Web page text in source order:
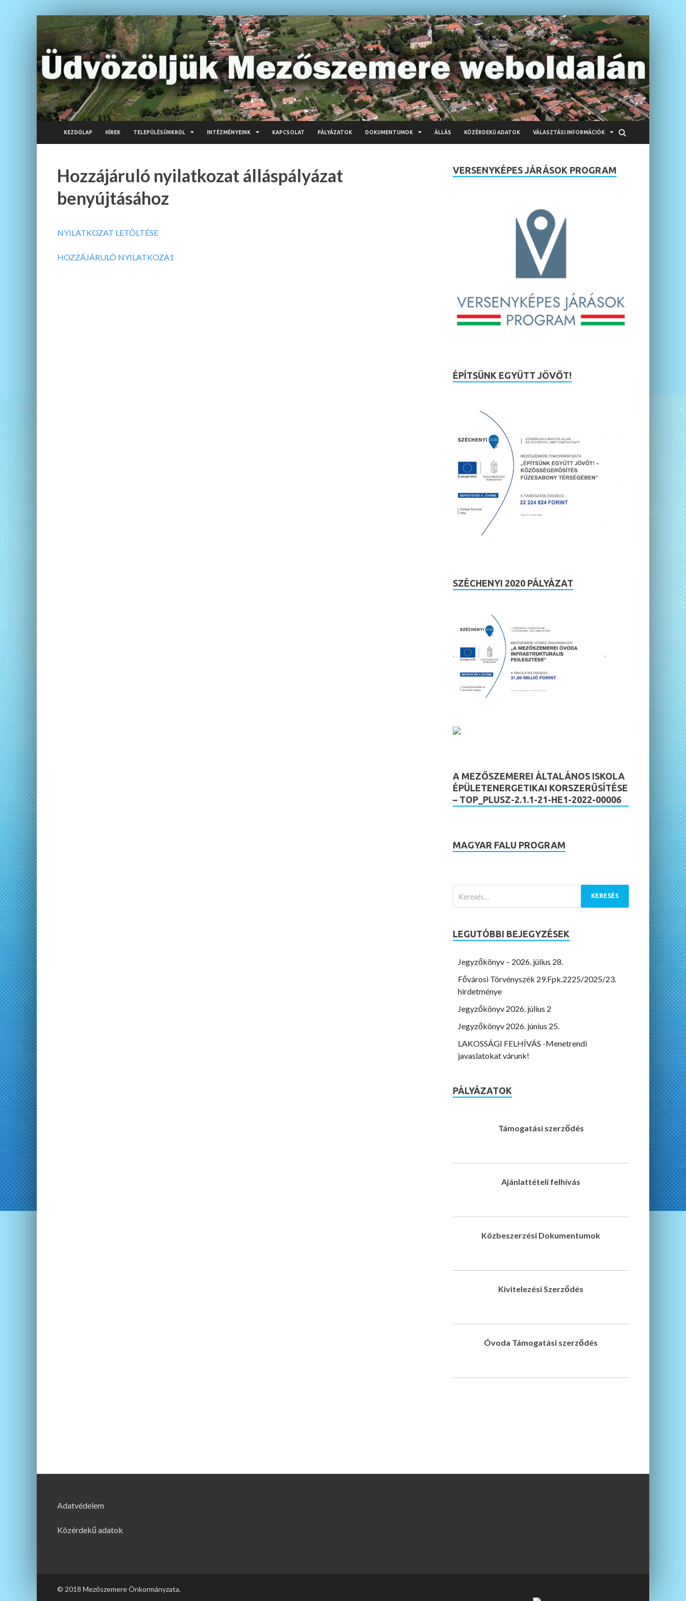
KEZDŐLAP HÍREK TELEPÜLÉSÜNKRŐL INTÉZMÉNYEINK KAPCSOLAT PÁLYÁZATOK DOKUMENTUMOK ÁLLÁS KÖZÉRDEKŰ ADATOK VÁLASZTÁSI INFORMÁCIÓK
Hozzájáruló nyilatkozat álláspályázat
benyújtásához
NYILATKOZAT LETÖLTÉSE
HOZZÁJÁRULÓ NYILATKOZA1
VERSENYKÉPES JÁRÁSOK PROGRAM
ÉPÍTSÜNK EGYÜTT JÖVŐT!
SZÉCHENYI 2020 PÁLYÁZAT
A MEZŐSZEMEREI ÁLTALÁNOS ISKOLA
ÉPÜLETENERGETIKAI KORSZERŰSÍTÉSE
– TOP_PLUSZ-2.1.1-21-HE1-2022-00006
MAGYAR FALU PROGRAM
LEGUTÓBBI BEJEGYZÉSEK
Jegyzőkönyv – 2026. július 28.
Fővárosi Törvényszék 29.Fpk.2225/2025/23.
hirdetménye
Jegyzőkönyv 2026. július 2
Jegyzőkönyv 2026. június 25.
LAKOSSÁGI FELHÍVÁS -Menetrendi
javaslatokat várunk!
PÁLYÁZATOK
Támogatási szerződés
Ajánlattételi felhívás
Közbeszerzési Dokumentumok
Kivitelezési Szerződés
Óvoda Támogatási szerződés
Adatvédelem
Közérdekű adatok
© 2018 Mezőszemere Önkormányzata.